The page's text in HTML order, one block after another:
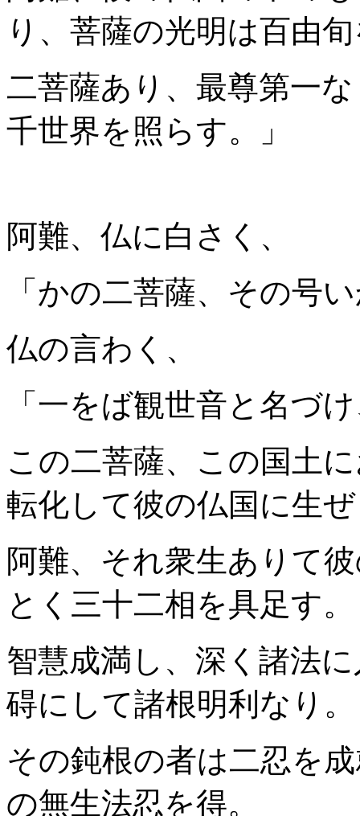
り、菩薩の光明は百由
二菩薩あり、最尊第一
千世界を照らす。」
阿難、仏に白さく、
「かの二菩薩、その号
仏の言わく、
「一をば観世音と名づ
この二菩薩、この国土
転化して彼の仏国に生
阿難、それ衆生ありて
とく三十二相を具足す。
智慧成満し、深く諸法
碍にして諸根明利なり。
その鈍根の者は二忍を
の無生法忍を得。